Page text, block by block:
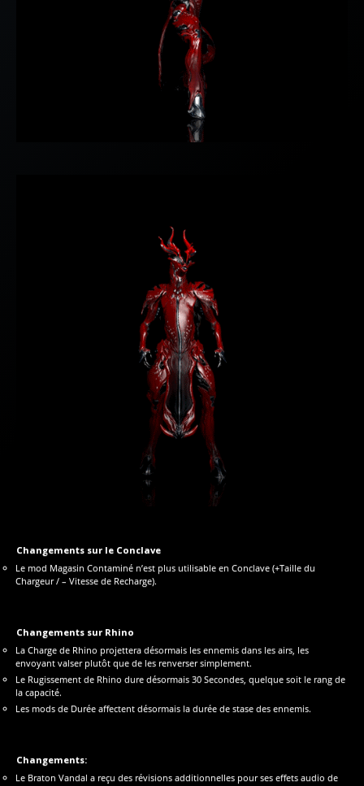
Changements sur le Conclave
Le mod Magasin Contaminé n’est plus utilisable en Conclave (+Taille du
Chargeur / – Vitesse de Recharge).
Changements sur Rhino
La Charge de Rhino projettera désormais les ennemis dans les airs, les
envoyant valser plutôt que de les renverser simplement.
Le Rugissement de Rhino dure désormais 30 Secondes, quelque soit le rang de
la capacité.
Les mods de Durée affectent désormais la durée de stase des ennemis.
Changements:
Le Braton Vandal a reçu des révisions additionnelles pour ses effets audio de